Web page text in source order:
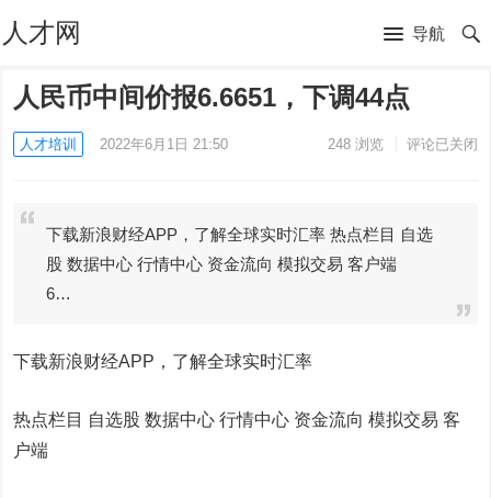
人才网 导航
人民币中间价报6.6651，下调44点
人才培训 2022年6月1日 21:50 248浏览 评论已关闭
下载新浪财经APP，了解全球实时汇率 热点栏目 自选
股 数据中心 行情中心 资金流向 模拟交易 客户端
6…
下载新浪财经APP，了解全球实时汇率
热点栏目 自选股 数据中心 行情中心 资金流向 模拟交易 客
户端